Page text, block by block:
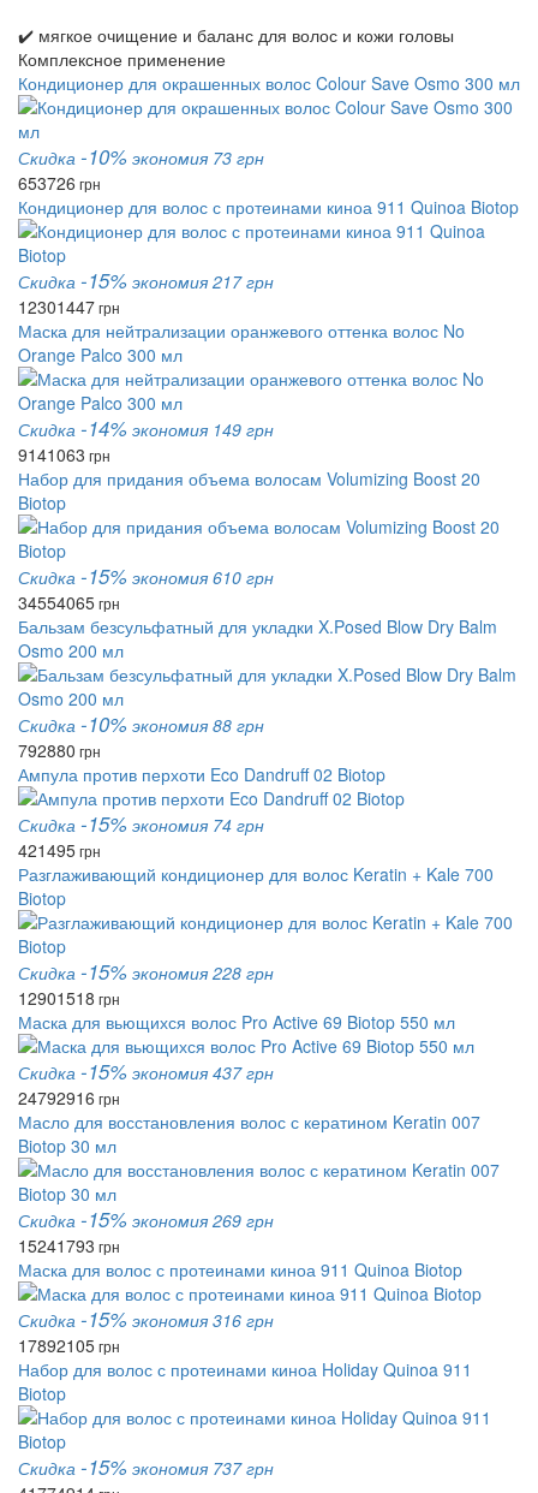
✔️ мягкое очищение и баланс для волос и кожи головы
Комплексное применение
Кондиционер для окрашенных волос Colour Save Osmo 300 мл
Скидка -10% экономия 73 грн
653726 грн
Кондиционер для волос с протеинами киноа 911 Quinoa Biotop
Скидка -15% экономия 217 грн
12301447грн
Маска для нейтрализации оранжевого оттенка волос No
Orange Palco 300 мл
Скидка -14% экономия 149 грн
9141063 грн
Набор для придания объема волосам Volumizing Boost 20
Biotop
Скидка -15% экономия 610 грн
34554065грн
Бальзам безсульфатный для укладки X.Posed Blow Dry Balm
Osmo 200 мл
Скидка -10% экономия 88 грн
792880 грн
Ампула против перхоти Eco Dandruff 02 Biotop
Скидка -15% экономия 74 грн
421495грн
Разглаживающий кондиционер для волос Keratin + Kale 700
Biotop
Скидка -15% экономия 228 грн
12901518 грн
Маска для вьющихся волос Pro Active 69 Biotop 550 мл
Скидка -15% экономия 437 грн
24792916 грн
Масло для восстановления волос с кератином Keratin 007
Biotop 30 мл
Скидка -15% экономия 269 грн
15241793 грн
Маска для волос с протеинами киноа 911 Quinoa Biotop
Скидка -15% экономия 316 грн
17892105грн
Набор для волос с протеинами киноа Holiday Quinoa 911
Biotop
Скидка -15% экономия 737 грн